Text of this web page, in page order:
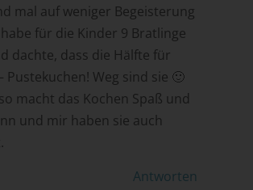
mal auf weniger Begeisterung
für die Kinder 9 Bratlinge
dachte, dass die Hälfte für
Pustekuchen! Weg sind sie 🙂
macht das Kochen Spaß und
und mir haben sie auch
Antworten